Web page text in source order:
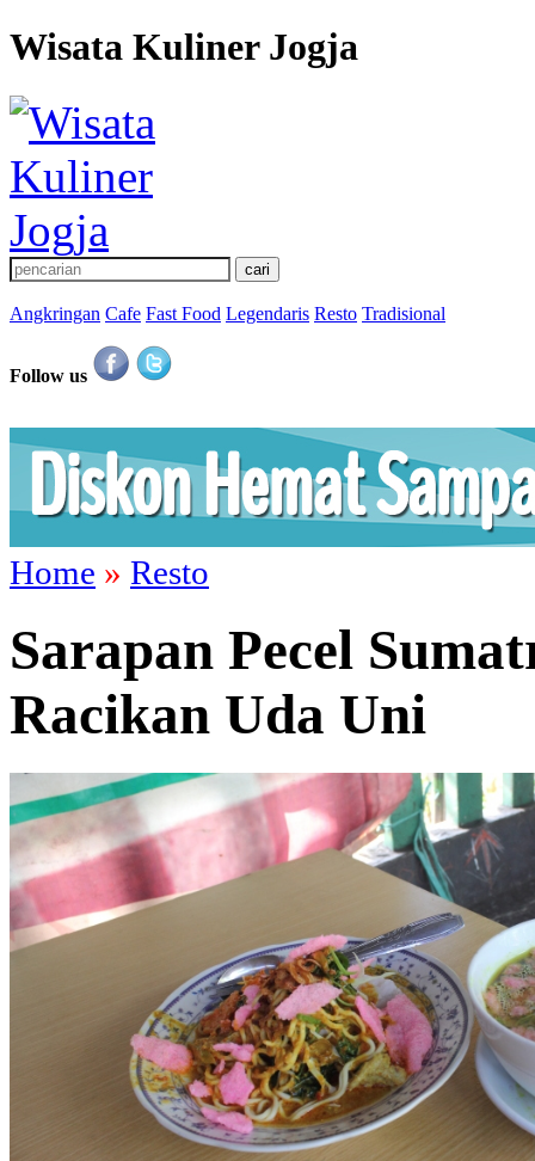
Wisata Kuliner Jogja
Angkringan Cafe Fast Food Legendaris Resto Tradisional
Follow us
Home » Resto
Sarapan Pecel
Racikan Uda Uni